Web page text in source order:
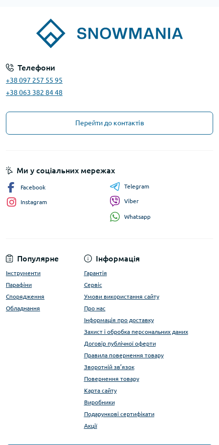
Телефони
+38 097 257 55 95
+38 063 382 84 48
Перейти до контактів
Популярне
Інструменти
Парафіни
Спорядження
Обладнання
Інформація
Гарантія
Сервіс
Умови використання сайту
Про нас
Інформація про доставку
Захист і обробка персональних даних
Договір публічної оферти
Правила повернення товару
Зворотній зв’язок
Повернення товару
Карта сайту
Виробники
Подарункові сертифікати
Акції
Ми у соціальних мережах
Facebook
Instagram
Telegram
Viber
Whatsapp